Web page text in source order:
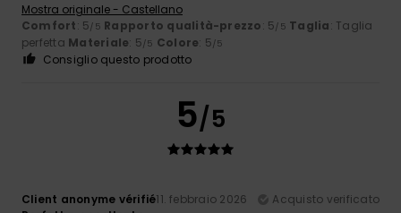
Mostra originale - Castellano
Comfort: 5/5 Rapporto qualità-prezzo: 5/5 Taglia: Taglia
perfetta Materiale: 5/5 Colore: 5/5
Consiglio questo prodotto
5/5
Client anonyme vérifié11. febbraio 2026
Acquisto verificato